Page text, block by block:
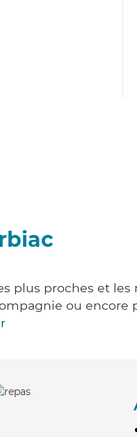
plus proches et les
ou encore